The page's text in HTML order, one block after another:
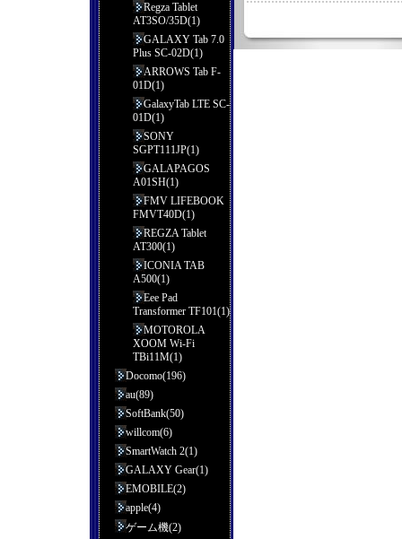
Regza Tablet
AT3SO/35D(1)
GALAXY Tab 7.0
Plus SC-02D(1)
ARROWS Tab F-
01D(1)
GalaxyTab LTE SC-
01D(1)
SONY
SGPT111JP(1)
GALAPAGOS
A01SH(1)
FMV LIFEBOOK
FMVT40D(1)
REGZA Tablet
AT300(1)
ICONIA TAB
A500(1)
Eee Pad
Transformer TF101(1)
MOTOROLA
XOOM Wi-Fi
TBi11M(1)
Docomo(196)
au(89)
SoftBank(50)
willcom(6)
SmartWatch 2(1)
GALAXY Gear(1)
EMOBILE(2)
apple(4)
ゲーム機(2)